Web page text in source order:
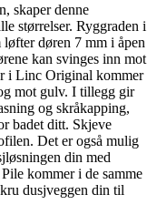
skaper denne
størrelser. Ryggraden i
døren 7 mm i åpen
kan svinges inn mot
i Linc Original kommer
mot gulv. I tillegg gir
og skråkapping,
badet ditt. Skjeve
Det er også mulig
din med
kommer i de samme
dusjveggen din til